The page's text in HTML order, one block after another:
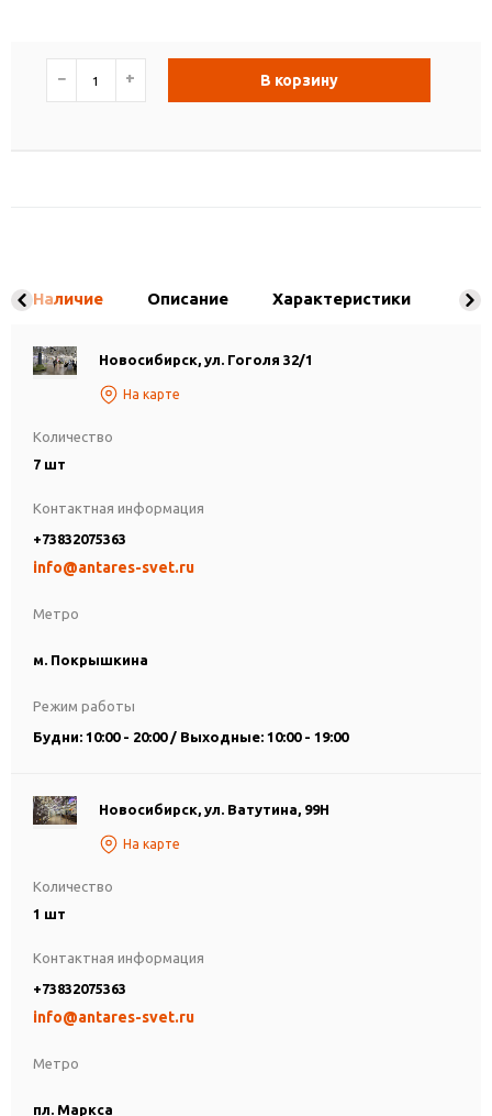
− + В корзину
Наличие Описание Характеристики
Новосибирск, ул. Гоголя 32/1
На карте
Количество
7 шт
Метро
м. Покрышкина
Контактная информация
+73832075363
info@antares-svet.ru
Режим работы
Будни: 10:00 - 20:00 / Выходные: 10:00 - 19:00
Новосибирск, ул. Ватутина, 99Н
На карте
Количество
1 шт
Метро
пл. Маркса
Контактная информация
+73832075363
info@antares-svet.ru